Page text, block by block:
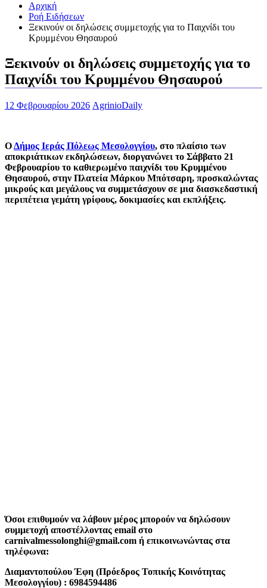
Αρχική
Ροή Ειδήσεων
Ξεκινούν οι δηλώσεις συμμετοχής για το Παιχνίδι του
Κρυμμένου Θησαυρού
Ξεκινούν οι δηλώσεις συμμετοχής για το
Παιχνίδι του Κρυμμένου Θησαυρού
12 Φεβρουαρίου 2026 AgrinioDaily
ΟΔήμος Ιεράς Πόλεως Μεσολογγίου, στο πλαίσιο των
αποκριάτικων εκδηλώσεων, διοργανώνει το Σάββατο 21
Φεβρουαρίου το καθιερωμένο παιχνίδι του Κρυμμένου
Θησαυρού, στην Πλατεία Μάρκου Μπότσαρη, προσκαλώντας
μικρούς και μεγάλους να συμμετάσχουν σε μια διασκεδαστική
περιπέτεια γεμάτη γρίφους, δοκιμασίες και εκπλήξεις.
Όσοι επιθυμούν να λάβουν μέρος μπορούν να δηλώσουν
συμμετοχή αποστέλλοντας email στο
carnivalmessolonghi@gmail.com ή επικοινωνώντας στα
τηλέφωνα:
Διαμαντοπούλου Έφη (Πρόεδρος Τοπικής Κοινότητας
Μεσολογγίου) : 6984594486